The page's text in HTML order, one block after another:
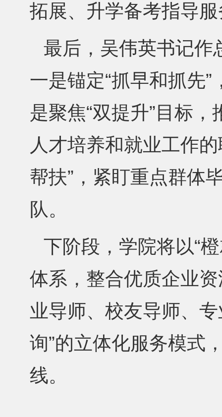
拓展、升学备考指导
最后，吴伟英书记作
一是锚定“抓早和抓先
是聚焦“双提升”目标
人才培养和就业工作
帮扶”，紧盯重点群体
队。
下阶段，学院将以“
体系，整合优质企业
业导师、校友导师、
询”的立体化服务模式
线。